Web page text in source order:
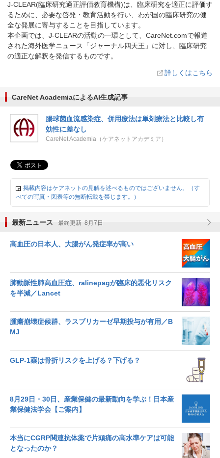
J-CLEAR(臨床研究適正評価教育機構)は、臨床研究を適正に評価す
るために、必要な啓発・教育活動を行い、わが国の臨床研究の健
全な発展に寄与することを目指しています。
本企画では、J-CLEARの活動の一環として、CareNet.comで報道
された海外医学ニュース「ジャーナル四天王」に対し、臨床研究
の適正な解釈を発信するものです。
詳しくはこちら
CareNet AcademiaによるAI生成記事
腸球菌血流感染症、併用療法は単剤療法と比較し有
効性に差なし
CareNet Academia（ケアネットアカデミア）
掲載内容はケアネットの見解を述べるものではございません。（す
べての写真・図表等の無断転載を禁じます。）
最新ニュース 最終更新 8月7日
高血圧の日本人、大腸がん発症率が高い
肺動脈性肺高血圧症、ralinepagが臨床的悪化リスク
を半減／Lancet
腫瘍崩壊症候群、ラスブリカーゼ早期投与が有用／B
MJ
GLP-1薬は骨折リスクを上げる？下げる？
8月29日・30日、産業保健の最新動向を学ぶ！日本産
業保健法学会【ご案内】
本当にCGRP関連抗体薬で片頭痛の高水準ケアは可能
となったのか？